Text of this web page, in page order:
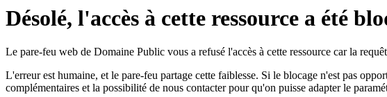
Désolé, l'accès à cette ressource a été
Le pare-feu web de Domaine Public vous a refusé l'accès à cette ressource car la
L'erreur est humaine, et le pare-feu partage cette faiblesse. Si le blocage n'est pas
complémentaires et la possibilité de nous contacter pour qu'on puisse adapter le